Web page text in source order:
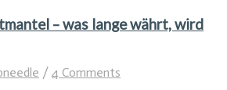
– was lange währt, wird
/ 4 Comments